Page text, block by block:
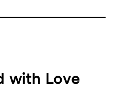
with Love